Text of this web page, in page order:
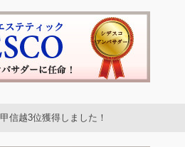
信越3位獲得しました！